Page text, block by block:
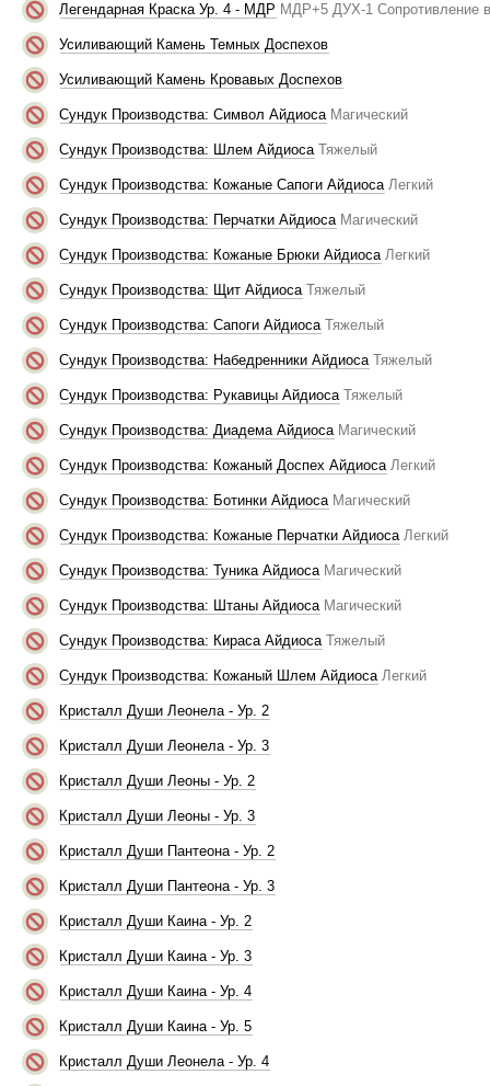
Легендарная Краска Ур. 4 - МДР МДР+5 ДУХ-1 Сопротивление
Усиливающий Камень Темных Доспехов
Усиливающий Камень Кровавых Доспехов
Сундук Производства: Символ Айдиоса Магический
Сундук Производства: Шлем Айдиоса Тяжелый
Сундук Производства: Кожаные Сапоги Айдиоса Легкий
Сундук Производства: Перчатки Айдиоса Магический
Сундук Производства: Кожаные Брюки Айдиоса Легкий
Сундук Производства: Щит Айдиоса Тяжелый
Сундук Производства: Сапоги Айдиоса Тяжелый
Сундук Производства: Набедренники Айдиоса Тяжелый
Сундук Производства: Рукавицы Айдиоса Тяжелый
Сундук Производства: Диадема Айдиоса Магический
Сундук Производства: Кожаный Доспех Айдиоса Легкий
Сундук Производства: Ботинки Айдиоса Магический
Сундук Производства: Кожаные Перчатки Айдиоса Легкий
Сундук Производства: Туника Айдиоса Магический
Сундук Производства: Штаны Айдиоса Магический
Сундук Производства: Кираса Айдиоса Тяжелый
Сундук Производства: Кожаный Шлем Айдиоса Легкий
Кристалл Души Леонела - Ур. 2
Кристалл Души Леонела - Ур. 3
Кристалл Души Леоны - Ур. 2
Кристалл Души Леоны - Ур. 3
Кристалл Души Пантеона - Ур. 2
Кристалл Души Пантеона - Ур. 3
Кристалл Души Каина - Ур. 2
Кристалл Души Каина - Ур. 3
Кристалл Души Каина - Ур. 4
Кристалл Души Каина - Ур. 5
Кристалл Души Леонела - Ур. 4